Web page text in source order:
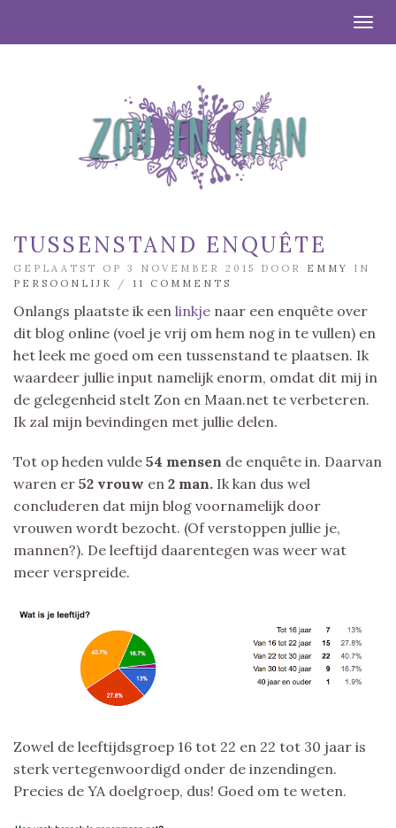
TUSSENSTAND ENQUÊTE
GEPLAATST OP 3 NOVEMBER 2015 DOOR EMMY
IN
PERSOONLIJK
/ 11 COMMENTS
Onlangs plaatste ik een linkje naar een enquête over
dit blog online (voel je vrij om hem nog in te vullen) en
het leek me goed om een tussenstand te plaatsen. Ik
waardeer jullie input namelijk enorm, omdat dit mij in
de gelegenheid stelt Zon en Maan.net te verbeteren.
Ik zal mijn bevindingen met jullie delen.
Tot op heden vulde 54 mensen de enquête in. Daarvan
waren er 52 vrouw en 2 man. Ik kan dus wel
concluderen dat mijn blog voornamelijk door
vrouwen wordt bezocht. (Of verstoppen jullie je,
mannen?). De leeftijd daarentegen was weer wat
meer verspreide.
Zowel de leeftijdsgroep 16 tot 22 en 22 tot 30 jaar is
sterk vertegenwoordigd onder de inzendingen.
Precies de YA doelgroep, dus! Goed om te weten.